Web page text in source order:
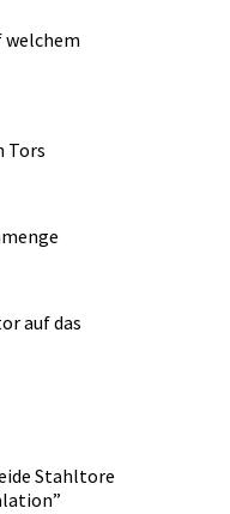
welchem
Tors
auf das
Stahltore